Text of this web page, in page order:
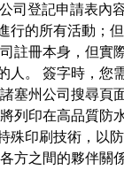
司登記申請表內
行的所有活動；
註冊本身，但
人。 簽字時，您
塞州公司搜尋
列印在高品質
殊印刷技術，以
方之間的夥伴關